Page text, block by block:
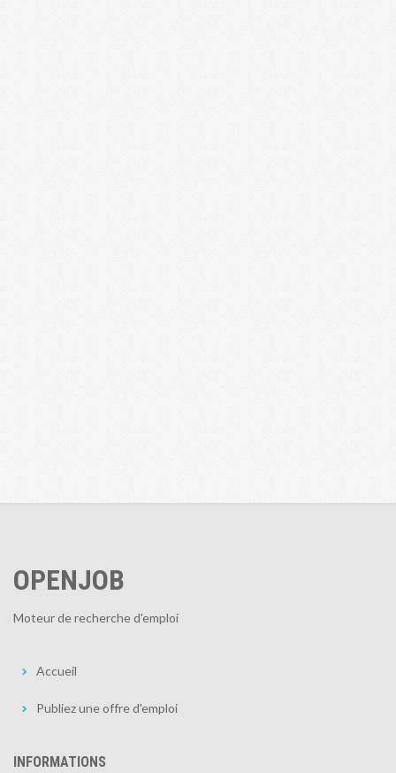
OPENJOB
Moteur de recherche d'emploi
Accueil
Publiez une offre d'emploi
INFORMATIONS